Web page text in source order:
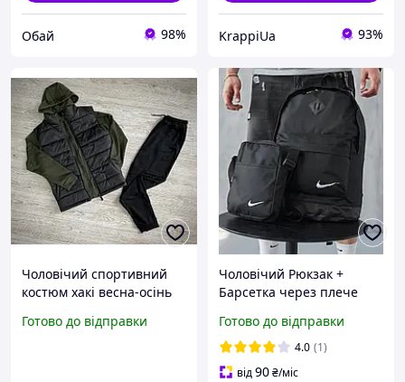
Обай 98% KrappiUa 93%
Чоловічий спортивний
костюм хакі весна-осінь
спорт комплект 3в1 Кофта
Готово до відправки
Чоловічий Рюкзак +
Барсетка через плече
чоловічий портфель
жіночий молодіжний
спортивний
Готово до відправки
4.0 (1)
від90₴/міс